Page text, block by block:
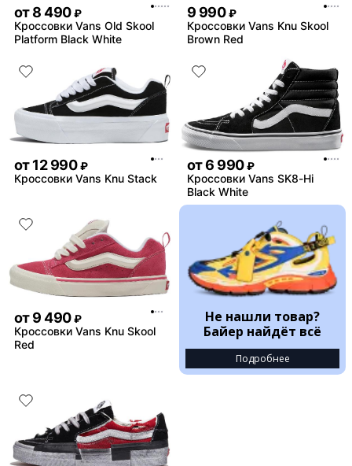
от8 490 ₽
Кроссовки Vans Old Skool
Platform Black White
9 990 ₽
Кроссовки Vans Knu Skool
Brown Red
от12 990 ₽
Кроссовки Vans Knu Stack
от6 990 ₽
Кроссовки Vans SK8-Hi
Black White
от9 490 ₽
Кроссовки Vans Knu Skool
Red
Не нашли товар?
Байер найдёт всё
Подробнее